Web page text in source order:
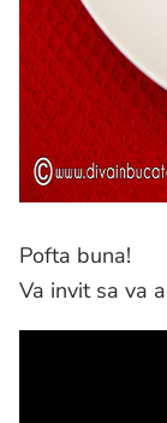
Pofta buna!
Va invit sa va